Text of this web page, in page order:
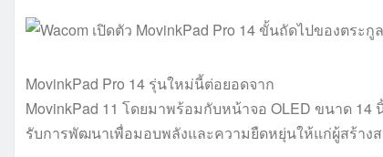
MovinkPad Pro 14 รุ่นใหม่นี้ต่อยอดจาก
MovinkPad 11 โดยมาพร้อมกับหน้าจอ OLED ขนาด
รับการพัฒนาเพื่อมอบพลังและความยืดหยุ่นให้แก่ผู้สร้าง